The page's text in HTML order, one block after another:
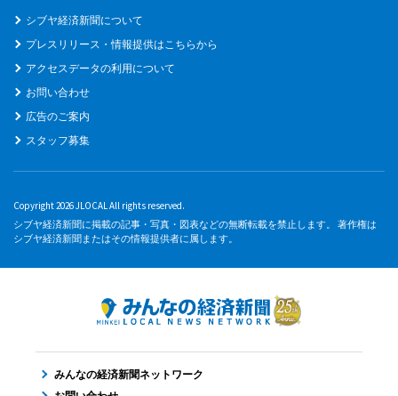
シブヤ経済新聞について
プレスリリース・情報提供はこちらから
アクセスデータの利用について
お問い合わせ
広告のご案内
スタッフ募集
Copyright 2026 JLOCAL All rights reserved.
シブヤ経済新聞に掲載の記事・写真・図表などの無断転載を禁止します。 著作権は
シブヤ経済新聞またはその情報提供者に属します。
みんなの経済新聞ネットワーク